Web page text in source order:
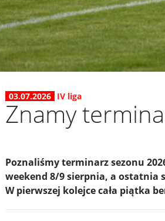
03.07.2026 IV liga
Znamy
Poznaliśmy terminarz sezonu
weekend 8/9 sierpnia, a ostatnia
W pierwszej kolejce cała piątka